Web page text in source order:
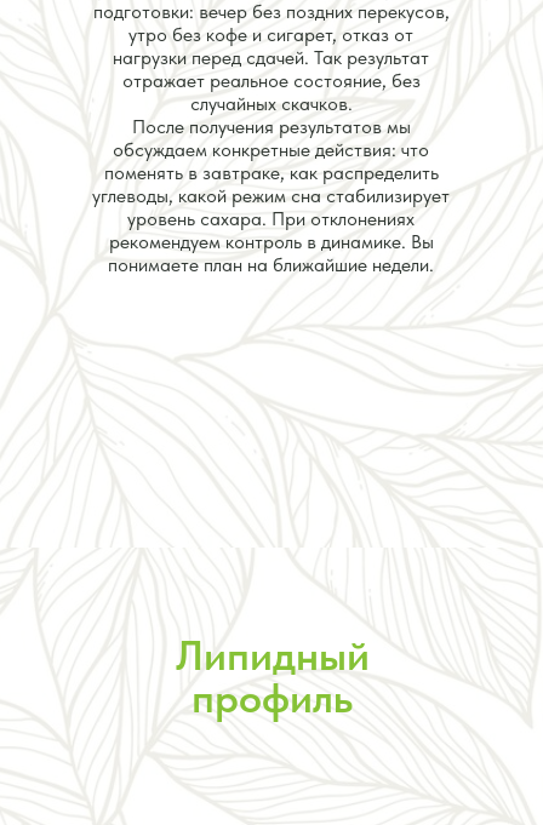
подготовки: вечер без поздних перекусов,
утро без кофе и сигарет, отказ от
нагрузки перед сдачей. Так результат
отражает реальное состояние, без
случайных скачков.
После получения результатов мы
обсуждаем конкретные действия: что
поменять в завтраке, как распределить
углеводы, какой режим сна стабилизирует
уровень сахара. При отклонениях
рекомендуем контроль в динамике. Вы
понимаете план на ближайшие недели.
Липидный
профиль